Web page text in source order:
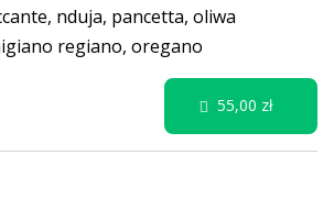
nduja, pancetta, oliwa
regiano, oregano